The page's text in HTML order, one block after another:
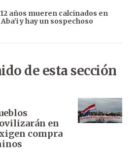
años mueren calcinados en
y hay un sospechoso
de esta sección
en
compra